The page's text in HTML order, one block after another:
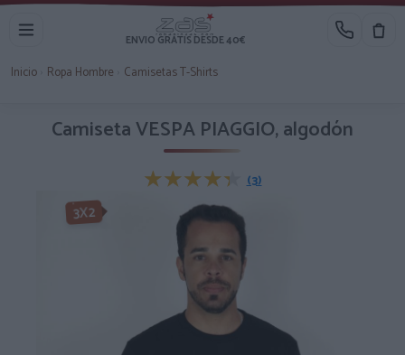
ENVIO GRATIS DESDE 40€
Inicio Ropa Hombre Camisetas T-Shirts
Camiseta VESPA PIAGGIO, algodón
★★★★★
★★★★★ (3)
3X2